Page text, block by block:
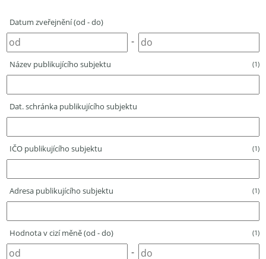
Datum zveřejnění (od - do)
-
Název publikujícího subjektu (1)
Dat. schránka publikujícího subjektu
IČO publikujícího subjektu (1)
Adresa publikujícího subjektu (1)
Hodnota v cizí měně (od - do) (1)
-